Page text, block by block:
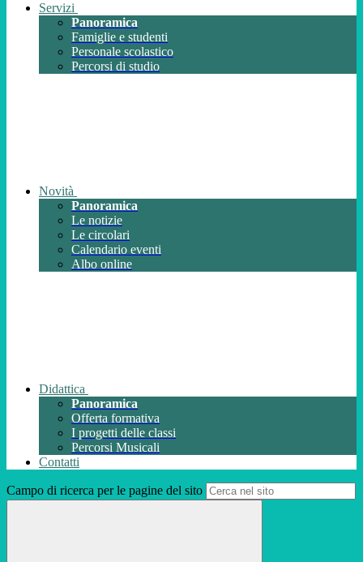
Servizi
Panoramica
Famiglie e studenti
Personale scolastico
Percorsi di studio
Novità
Panoramica
Le notizie
Le circolari
Calendario eventi
Albo online
Didattica
Panoramica
Offerta formativa
I progetti delle classi
Percorsi Musicali
Contatti
Campo di ricerca per le pagine del sito